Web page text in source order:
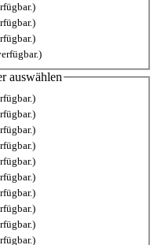
auswählen